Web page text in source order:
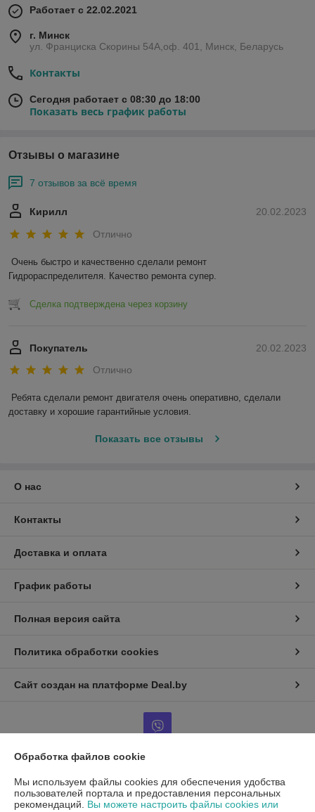
Работает с 22.02.2021
г. Минск
ул. Франциска Скорины 54А,оф. 401, Минск, Беларусь
Контакты
Сегодня работает с 08:30 до 18:00
Показать весь график работы
Отзывы о магазине
7 отзывов за всё время
20.02.2023
Кирилл
Отлично
Очень быстро и качественно сделали ремонт
Гидрораспределителя. Качество ремонта супер.
Сделка подтверждена через корзину
20.02.2023
Покупатель
Отлично
Ребята сделали ремонт двигателя очень оперативно, сделали
доставку и хорошие гарантийные условия.
Показать все отзывы
О нас
Контакты
Доставка и оплата
График работы
Полная версия сайта
Политика обработки cookies
Сайт создан на платформе Deal.by
Информация для покупателя
Юридическое лицо:ООО"ДетальРемСервис"
Обработка файлов cookie
Мы используем файлы cookies для обеспечения удобства
пользователей портала и предоставления персональных
рекомендаций. Вы можете настроить файлы cookies или